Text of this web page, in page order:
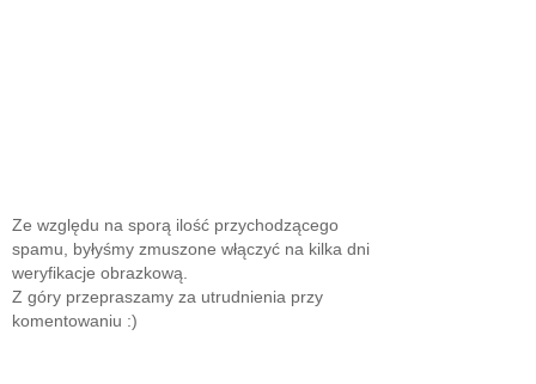
Ze względu na sporą ilość przychodzącego
spamu, byłyśmy zmuszone włączyć na kilka dni
weryfikacje obrazkową.
Z góry przepraszamy za utrudnienia przy
komentowaniu :)